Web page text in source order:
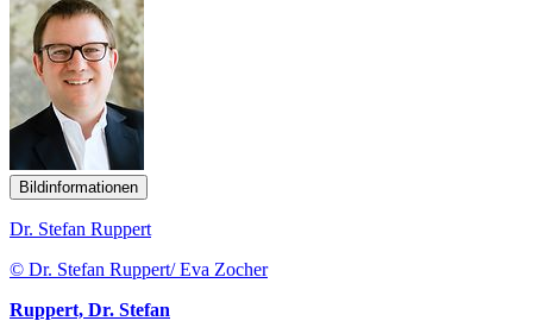
Bildinformationen
Dr. Stefan Ruppert
© Dr. Stefan Ruppert/ Eva Zocher
Ruppert, Dr. Stefan